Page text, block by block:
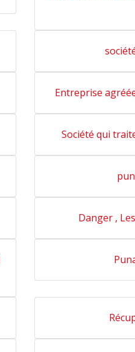
Entreprise
Société qui
Danger ,